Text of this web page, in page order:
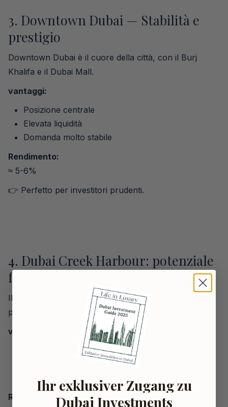
3. Downtown Dubai — Stabilità e
prestigio
Downtown Dubai è il cuore della città, con il Burj
Khalifa e il Dubai Mall.
vantaggi:
Posizione centrale
Elevata liquidità
Domanda molto stabile
Rendimento:
≈ 5-6%
👉 Perfetto per investitori prudenti.
4. Dubai Creek Harbour: potenziale
futuro
Il Dubai Creek Harbour è uno dei progetti di sviluppo
più interessanti.
vantaggi:
Infrastruttura moderna
Mercato in rapida crescita
Rendimento:
Ihr exklusiver Zugang zu
Dubai Investments